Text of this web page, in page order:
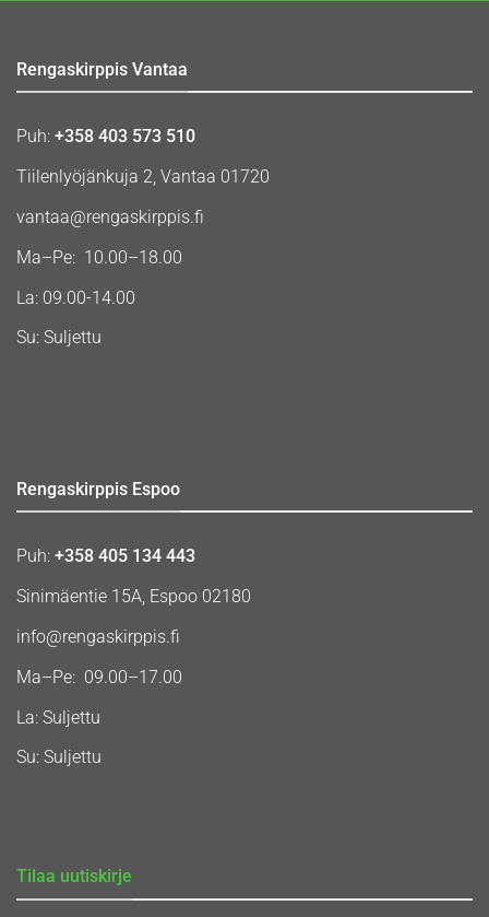
Rengaskirppis Vantaa
Puh: +358 403 573 510
Tiilenlyöjänkuja 2, Vantaa 01720
vantaa@rengaskirppis.fi
Ma–Pe: 10.00–18.00
La: 09.00-14.00
Su: Suljettu
Rengaskirppis Espoo
Puh: +358 405 134 443
Sinimäentie 15A, Espoo 02180
info@rengaskirppis.fi
Ma–Pe: 09.00–17.00
La: Suljettu
Su: Suljettu
Tilaa uutiskirje